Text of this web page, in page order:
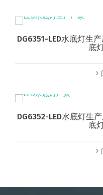
DG6351-LED水底灯生
底
DG6352-LED水底灯生
底